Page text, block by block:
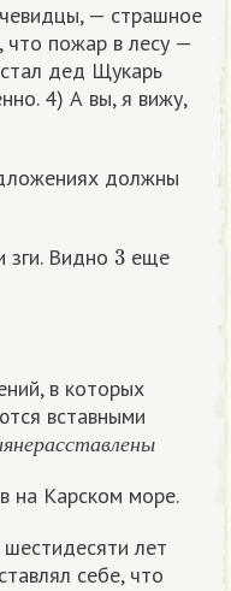
— страшное
что пожар в лесу —
дед Щукарь
4) А вы, я вижу,
должны
зги. Видно 3 еще
в которых
вставными
ян е р а с с т а вл е н ы
ияне расставлен
на Карском море.
лет
себе, что